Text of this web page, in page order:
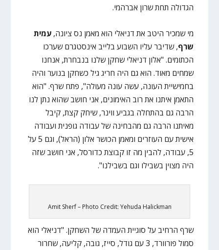
הגדולה תחת שרון אברהמי.
מי שמכיר היטב את דניאלי הוא מאמן נס ציונה,עמית
שרף, שדיבר עליו השבוע בלייב אינסטגרם שערכו
הכתומים. "אלון דניאלי שחקן שלנו בנבחרת, אנחנו
שמחים מאוד. הוא גם היה חריג גיל כשחקן בנוער והיה
בחמישיית העונה, עשה עונה מעולה", פתח שרף. "הוא
התאמן איתנו את רוב האימונים, אני חושב שהוא נתן לנו
הרבה גם בהתחלה בגביע ווינר, שיחק קצת, קיבל
מאיתנו הרבה גם מהבחינה של עבודה גופנית ועבודה
אישית עם העוזרים ומאמן הכושר אלון (הראל), וגם 5 על
5, עבודה, להבין מה זו קבוצת כדורסל, אני חושב שזה
היה מצוין בשבילו וגם בשבילנו".
Amit Sherf – Photo Credit: Yehuda Halickman
שרף הרחיב על סוגיית העמדה של השחקן. "דניאלי הוא
סמול פורוורד, 3 עם גודל, סייז, גובה, קליעה, שחרור